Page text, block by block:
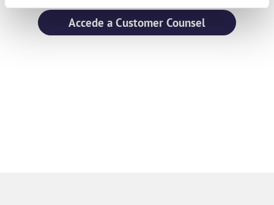
Accede a Customer Counsel